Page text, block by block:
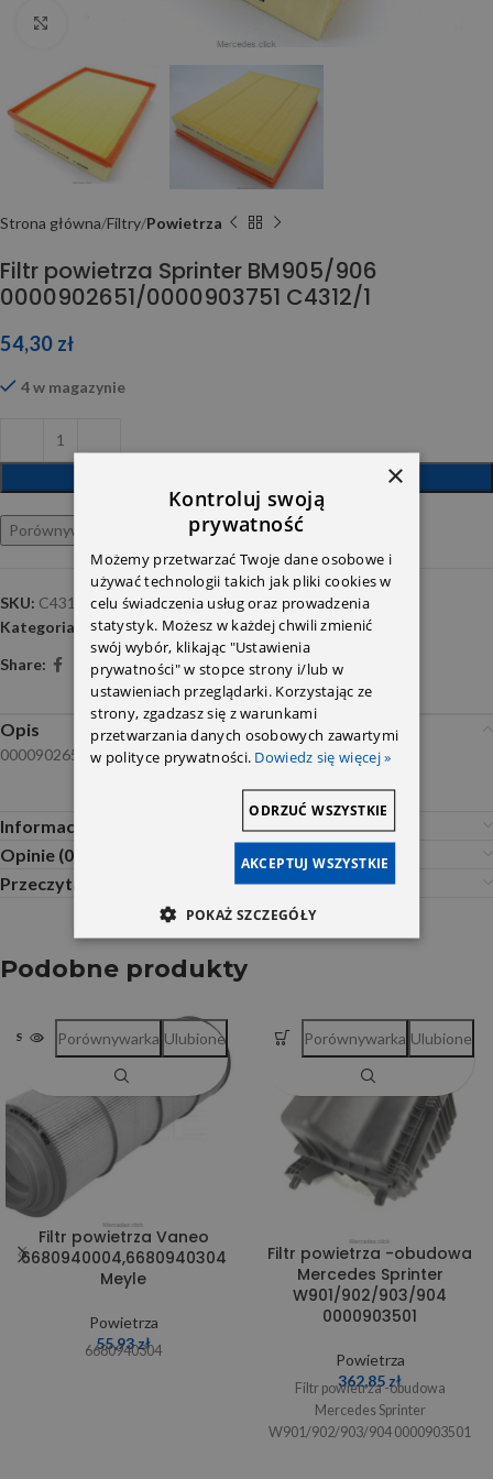
Strona główna Filtry Powietrza
Filtr powietrza Sprinter BM905/906
0000902651/0000903751 C4312/1
54,30 zł
4 w magazynie
Porównywarka
SKU: C4312/1
Kategoria:
Powietrza
Share:
Opis
0000902651/0000903751 C4312/1
Informacje dodatkowe
Opinie (0)
Przeczytaj Przed Zakupem
Podobne produkty
SOLD OUT
Filtr powietrza Vaneo
6680940004,6680940304
Meyle
Powietrza
55,93zł
6680940304
Porównywarka Ulubione
Filtr powietrza -obudowa
Mercedes Sprinter
W901/902/903/904
0000903501
Powietrza
362,85 zł
Filtr powietrza -obudowa
Mercedes Sprinter
W901/902/903/904 0000903501
Porównywarka Ulubione
×
Kontroluj swoją
prywatność
Możemy przetwarzać Twoje dane osobowe i
używać technologii takich jak pliki cookies w
celu świadczenia usług oraz prowadzenia
statystyk. Możesz w każdej chwili zmienić
swój wybór, klikając "Ustawienia
prywatności" w stopce strony i/lub w
ustawieniach przeglądarki. Korzystając ze
strony, zgadzasz się z warunkami
przetwarzania danych osobowych zawartymi
w polityce prywatności. Dowiedz się więcej »
AKCEPTUJ WSZYSTKIE
ODRZUĆ WSZYSTKIE
POKAŻ SZCZEGÓŁY